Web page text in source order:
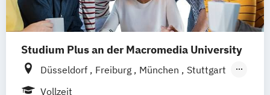
Studium Plus an der Macromedia University
Düsseldorf Freiburg München
Stuttgart
Berlin
Vollzeit